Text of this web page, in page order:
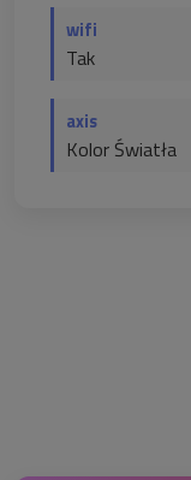
wifi
Tak
axis
Kolor Światła